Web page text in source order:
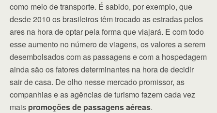
como meio de transporte. É sabido, por exemplo, que
desde 2010 os brasileiros têm trocado as estradas pelos
ares na hora de optar pela forma que viajará. E com todo
esse aumento no número de viagens, os valores a serem
desembolsados com as passagens e com a hospedagem
ainda são os fatores determinantes na hora de decidir
sair de casa. De olho nesse mercado promissor, as
companhias e as agências de turismo fazem cada vez
mais promoções de passagens aéreas.